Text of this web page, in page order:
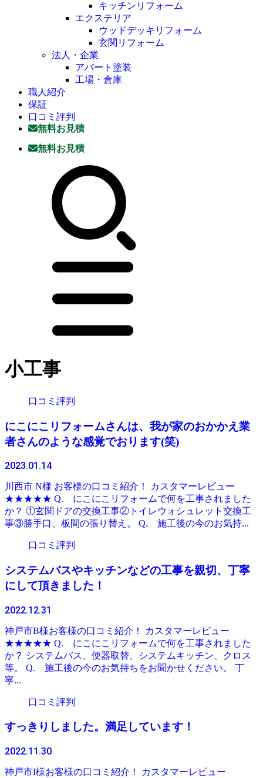
キッチンリフォーム
エクステリア
ウッドデッキリフォーム
玄関リフォーム
法人・企業
アパート塗装
工場・倉庫
職人紹介
保証
口コミ評判
無料お見積
無料お見積
小工事
口コミ評判
にこにこリフォームさんは、我が家のおかかえ業
者さんのような感覚でおります(笑)
2023.01.14
川西市 N様 お客様の口コミ紹介！ カスタマーレビュー
★★★★★ Q. にこにこリフォームで何を工事されました
か？ ①玄関ドアの交換工事②トイレウォシュレット交換工
事③勝手口、板間の張り替え。 Q. 施工後の今のお気持...
口コミ評判
システムバスやキッチンなどの工事を親切、丁寧
にして頂きました！
2022.12.31
神戸市B様お客様の口コミ紹介！ カスタマーレビュー
★★★★★ Q. にこにこリフォームで何を工事されました
か？ システムバス、便器取替、システムキッチン、クロス
等。 Q. 施工後の今のお気持ちをお聞かせください。 丁
寧...
口コミ評判
すっきりしました。満足しています！
2022.11.30
神戸市I様お客様の口コミ紹介！ カスタマーレビュー